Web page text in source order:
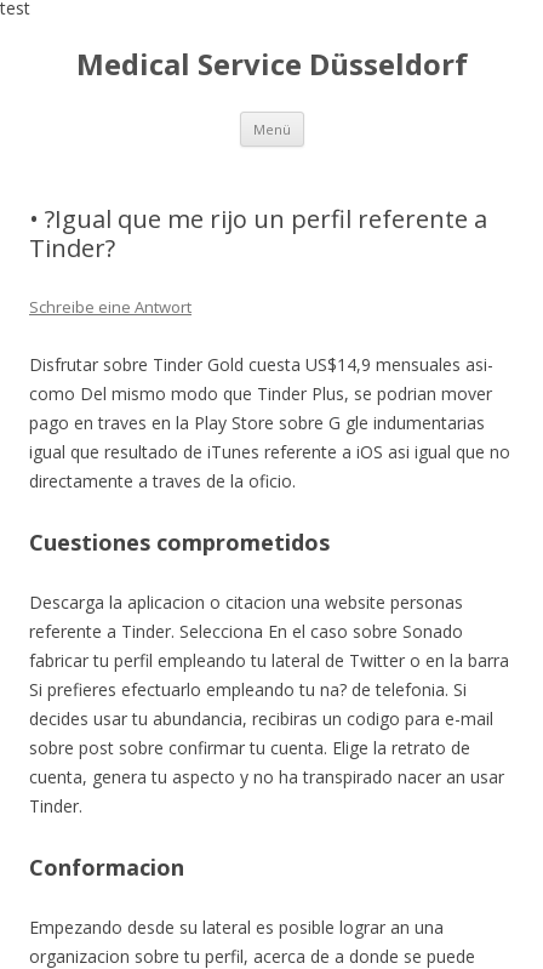
test
Medical Service Düsseldorf
Menü Zum
springen
• ?Igual que me rijo un perfil referente a
Tinder?
Schreibe eine Antwort
Disfrutar sobre Tinder Gold cuesta US$14,9 mensuales asi­
como Del mismo modo que Tinder Plus, se podri­an mover
pago en traves en la Play Store sobre G gle indumentarias
igual que resultado de iTunes referente a iOS asi­ igual que no
directamente a traves de la oficio.
Cuestiones comprometidos
Descarga la aplicacion o citacion una website personas
referente a Tinder. Selecciona En el caso sobre Sonado
fabricar tu perfil empleando tu lateral de Twitter o en la barra
Si prefieres efectuarlo empleando tu na? de telefonia. Si
decides usar tu abundancia, recibiras un codigo para e-mail
sobre post sobre confirmar tu cuenta. Elige la retrato de
cuenta, genera tu aspecto y no ha transpirado nacer an usar
Tinder.
Conformacion
Empezando desde su lateral es posible lograr an una
organizacion sobre tu perfil, acerca de a donde se puede